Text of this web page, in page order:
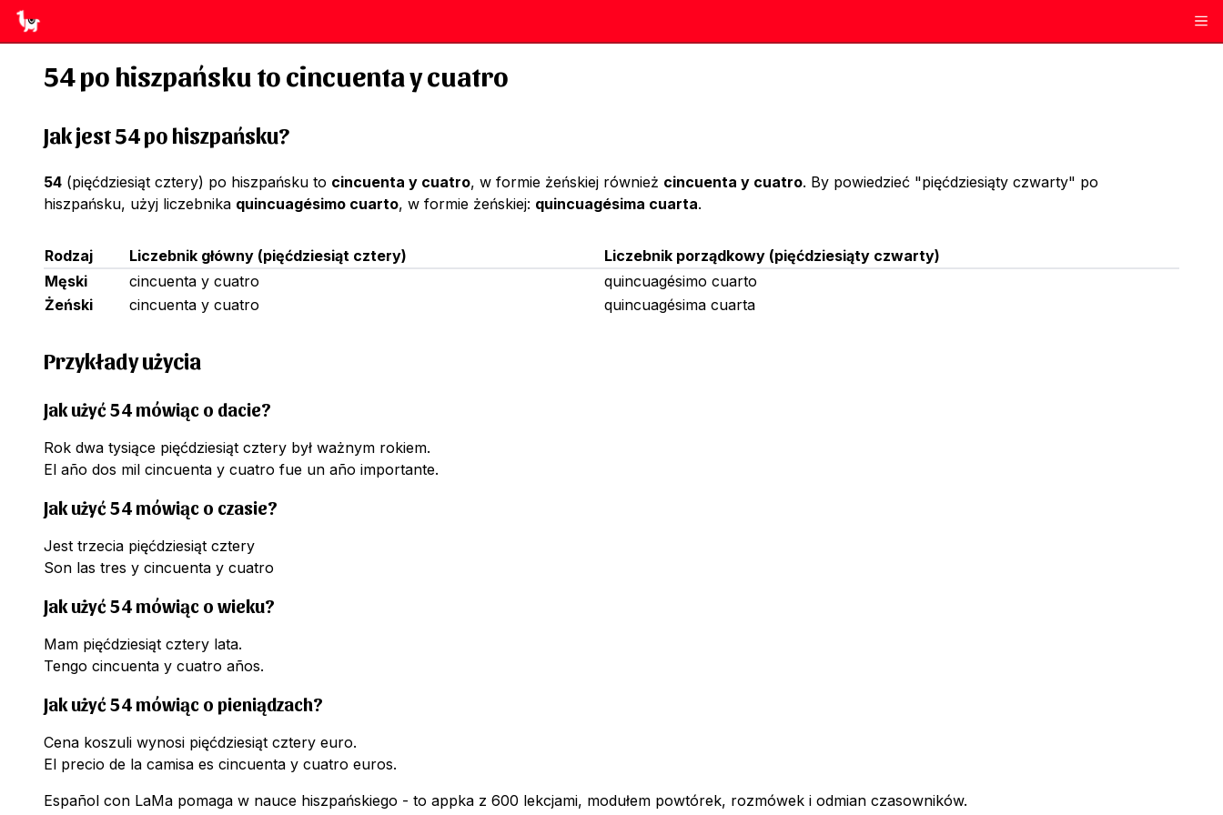
54po hiszpańsku tocincuenta y cuatro
Jak jest 54 po hiszpańsku?
54 (pięćdziesiąt cztery) po hiszpańsku to cincuenta y cuatro, w formie żeńskiej również cincuenta y cuatro. By powiedzieć "pięćdziesiąty czwarty" po
hiszpańsku, użyj liczebnika quincuagésimo cuarto, w formie żeńskiej: quincuagésima cuarta.
Rodzaj Liczebnik główny (pięćdziesiąt cztery) Liczebnik porządkowy (pięćdziesiąty czwarty)
Męski
cincuenta y cuatro
quincuagésimo cuarto
Żeński
cincuenta y cuatro quincuagésima cuarta
Przykłady użycia
Jak użyć 54 mówiąc o dacie?
Rok dwa tysiące pięćdziesiąt cztery był ważnym rokiem.
El año dos mil cincuenta y cuatro fue un año importante.
Jak użyć 54 mówiąc o czasie?
Jest trzecia pięćdziesiąt cztery
Son las tres y cincuenta y cuatro
Jak użyć 54 mówiąc o wieku?
Mam pięćdziesiąt cztery lata.
Tengo cincuenta y cuatro años.
Jak użyć 54 mówiąc o pieniądzach?
Cena koszuli wynosi pięćdziesiąt cztery euro.
El precio de la camisa es cincuenta y cuatro euros.
Español con LaMa pomaga w nauce hiszpańskiego - to appka z 600 lekcjami, modułem powtórek, rozmówek i odmian czasowników.